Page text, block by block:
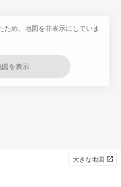
ため、地図を非表示にしていま
図を表示
大きな地図